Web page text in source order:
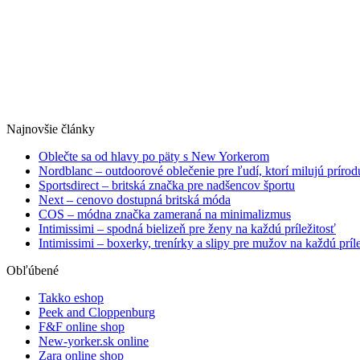
Najnovšie články
Oblečte sa od hlavy po päty s New Yorkerom
Nordblanc – outdoorové oblečenie pre ľudí, ktorí milujú
Sportsdirect – britská značka pre nadšencov športu
Next – cenovo dostupná britská móda
COS – módna značka zameraná na minimalizmus
Intimissimi – spodná bielizeň pre ženy na každú príležitosť
Intimissimi – boxerky, trenírky a slipy pre mužov na každú
Obľúbené
Takko eshop
Peek and Cloppenburg
F&F online shop
New-yorker.sk online
Zara online shop